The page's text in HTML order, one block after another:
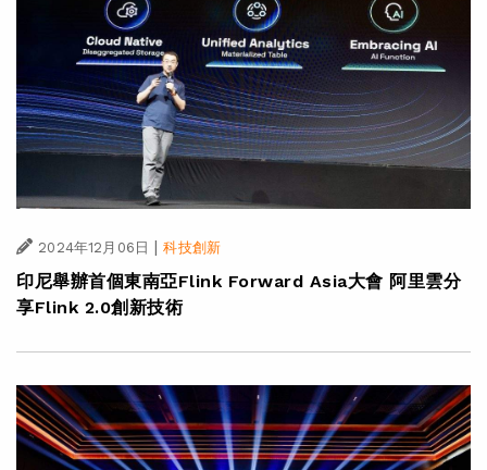
2024年12月06日 | 科技創新
印尼舉辦首個東南亞Flink Forward Asia大會 阿里雲分
享Flink 2.0創新技術